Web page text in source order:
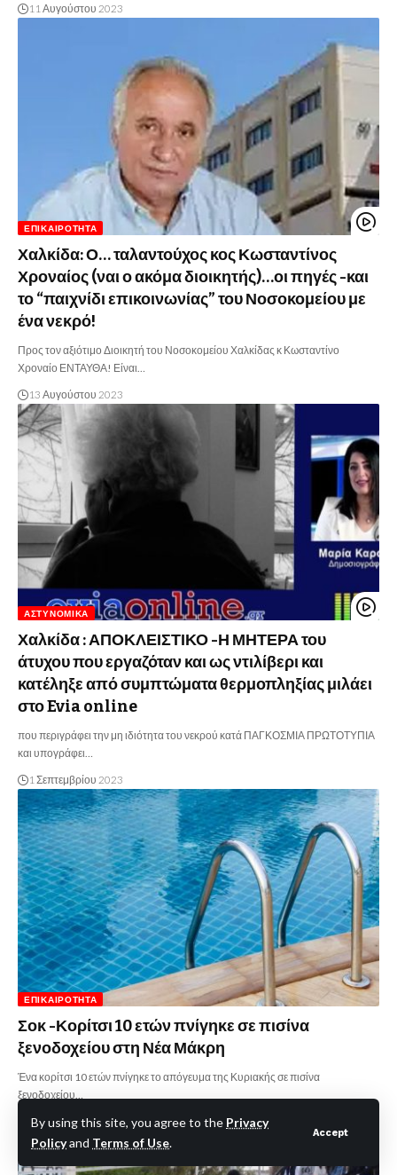
By using this site, you agree to the Privacy
Policyand Terms of Use.
Accept
11 Αυγούστου 2023
ΕΠΙΚΑΙΡΌΤΗΤΑ
Χαλκίδα: Ο… ταλαντούχος κος Κωσταντίνος
Χροναίος (ναι ο ακόμα διοικητής)…οι πηγές -και
το “παιχνίδι επικοινωνίας” του Νοσοκομείου με
ένα νεκρό!
Προς τον αξιότιμο Διοικητή του Νοσοκομείου Χαλκίδας κ Κωσταντίνο
Χροναίο ΕΝΤΑΥΘΑ! Είναι…
13 Αυγούστου 2023
ΑΣΤΥΝΟΜΙΚΆ
Χαλκίδα : ΑΠΟΚΛΕΙΣΤΙΚΟ -Η ΜΗΤΕΡΑ του
άτυχου που εργαζόταν και ως ντιλίβερι και
κατέληξε από συμπτώματα θερμοπληξίας μιλάει
στο Evia online
που περιγράφει την μη ιδιότητα του νεκρού κατά ΠΑΓΚΟΣΜΙΑ ΠΡΩΤΟΤΥΠΙΑ
και υπογράφει…
1 Σεπτεμβρίου 2023
ΕΠΙΚΑΙΡΌΤΗΤΑ
Σοκ -Κορίτσι 10 ετών πνίγηκε σε πισίνα
ξενοδοχείου στη Νέα Μάκρη
Ένα κορίτσι 10 ετών πνίγηκε το απόγευμα της Κυριακής σε πισίνα
ξενοδοχείου…
11 Αυγούστου 2023